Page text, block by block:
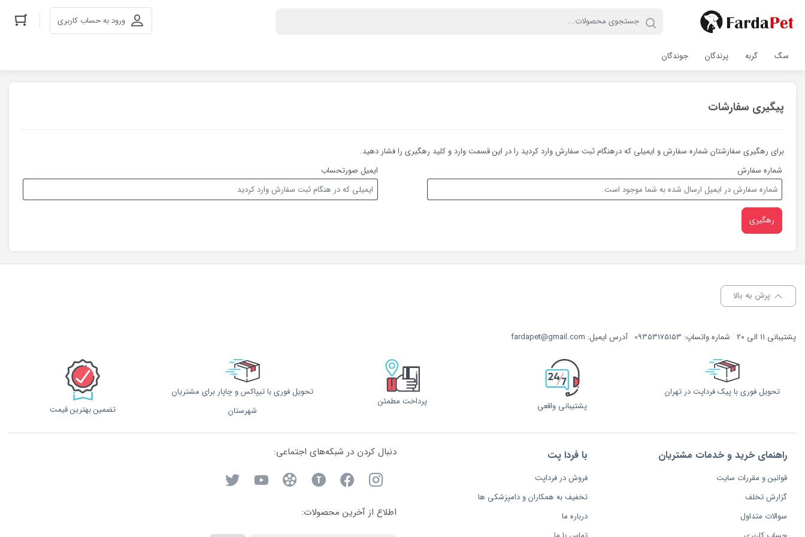
ورود به حساب کاربری
سگ گربه پرندگان جوندگان
پیگیری سفارشات
برای رهگیری سفارشتان شماره سفارش و ایمیلی که درهنگام ثبت سفارش وارد کردید را در این قسمت وارد و کلید رهگیری را فشار دهید.
شماره سفارش
ایمیل صورتحساب
رهگیری
پرش به بالا
پشتیبانی 11 الی 20 شماره واتساپ: 09353175153 آدرس ایمیل: fardapet@gmail.com
تحویل فوری با پیک فرداپت در تهران
پشتیبانی واقعی
پرداخت مطمئن
تحویل فوری با تیپاکس و چاپار برای مشتریان
شهرستان
تضمین بهترین قیمت
راهنمای خرید و خدمات مشتریان
قوانین و مقررات سایت
گزارش تخلف
سوالات متداول
با فردا پت
فروش در فرداپت
تخفیف به همکاران و دامپزشکی ها
درباره ما
دنبال کردن در شبکه‌های اجتماعی:
اطلاع از آخرین محصولات: